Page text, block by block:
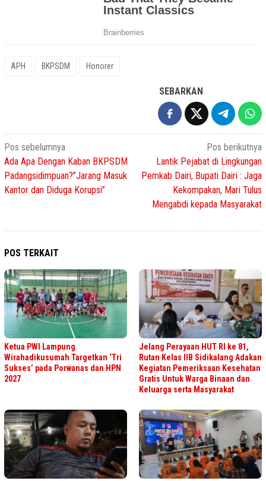
APH BKPSDM Honorer
SEBARKAN
Navigasi
pos
Pos sebelumnya
Ada Apa Dengan Kaban BKPSDM
Padangsidimpuan?”Jarang Masuk
Kantor dan Diduga Korupsi”
Pos berikutnya
Lantik Pejabat di Lingkungan
Pemkab Dairi, Bupati Dairi : Jaga
Kekompakan, Mari Tulus
Mengabdi kepada Masyarakat
POS TERKAIT
Ketua PWI Lampung
Wirahadikusumah Targetkan ‘Tri
Sukses’ pada Porwanas dan HPN
2027
Jelang Perayaan HUT RI ke 81,
Rutan Kelas IIB Sidikalang Adakan
Kegiatan Pemeriksaan Kesehatan
Gratis Untuk Warga Binaan dan
Keluarga serta Masyarakat